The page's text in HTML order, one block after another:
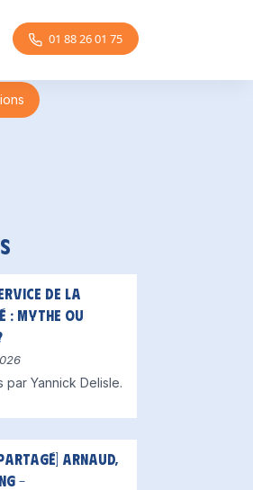
01 88 26 01 75
de la
: mythe ou
Yannick Delisle.
Arnaud,
–